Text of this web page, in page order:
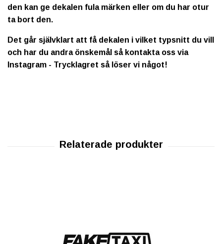
den kan ge dekalen fula märken eller om du har otur
ta bort den.
Det går självklart att få dekalen i vilket typsnitt du vill
och har du andra önskemål så kontakta oss via
Instagram - Trycklagret så löser vi något!